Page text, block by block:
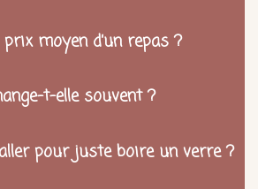
moyen d’un repas ?
t-elle souvent ?
pour juste boire un verre ?